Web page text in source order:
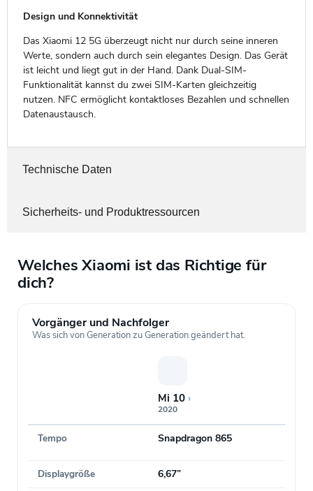
Design und Konnektivität
Das Xiaomi 12 5G überzeugt nicht nur durch seine inneren
Werte, sondern auch durch sein elegantes Design. Das Gerät
ist leicht und liegt gut in der Hand. Dank Dual-SIM-
Funktionalität kannst du zwei SIM-Karten gleichzeitig
nutzen. NFC ermöglicht kontaktloses Bezahlen und schnellen
Datenaustausch.
Technische Daten
Sicherheits- und Produktressourcen
Welches Xiaomi ist das Richtige für
dich?
Vorgänger und Nachfolger
Was sich von Generation zu Generation geändert hat.
Mi 10 ›
2020
Tempo Snapdragon 865
Displaygröße 6,67”